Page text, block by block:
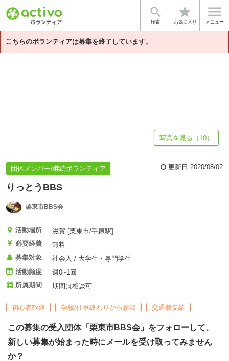

検索
star
お気に入り

メニュー
こちらのボランティアは募集を終了しています。
基本情報 募集詳細 団体情報
写真を見る（10）
団体メンバー/継続ボランティア 更新日:2020/08/02
りっとうBBS
栗東市BBS会
活動場所
滋賀 [栗東市/手原駅]
必要経費
無料
募集対象
社会人 / 大学生・専門学生
活動頻度
週0~1回
所属期間
期間は相談可
初心者歓迎 学校/仕事終わりから参加 交通費支給
この募集の受入団体「栗東市BBS会」をフォローして、
新しい募集が始まった時にメールを受け取ってみません
か？